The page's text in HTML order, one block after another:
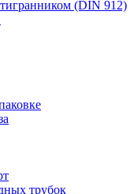
(DIN 912)
трубок